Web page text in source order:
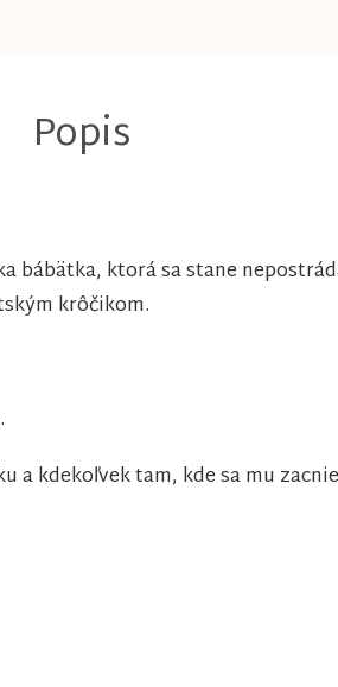
bábätka, ktorá sa stane
krôčikom.
a kdekoľvek tam, kde sa mu